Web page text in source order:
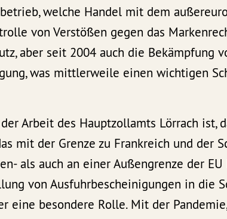
welche Handel mit dem
von Verstößen gegen das
aber seit 2004 auch die Bekämpfung
was mittlerweile einen wichtigen
Arbeit des Hauptzollamts Lörrach ist,
mit der Grenze zu Frankreich und der
als auch an einer Außengrenze der
von Ausfuhrbescheinigungen in die
eine besondere Rolle. Mit der